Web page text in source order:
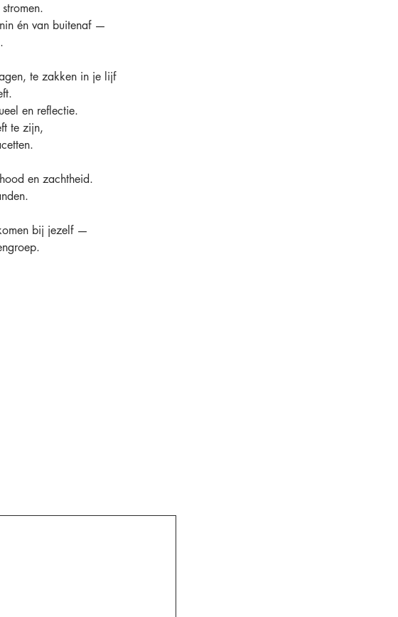
én van buitenaf —
te zakken in je lijf
en reflectie.
te zijn,
en zachtheid.
bij jezelf —